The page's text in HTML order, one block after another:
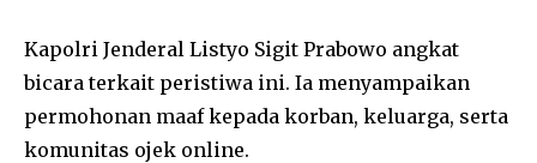
Kapolri Jenderal Listyo Sigit Prabowo angkat
bicara terkait peristiwa ini. Ia menyampaikan
permohonan maaf kepada korban, keluarga, serta
komunitas ojek online.